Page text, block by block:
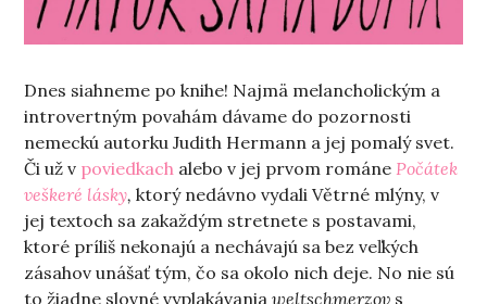
Dnes siahneme po knihe! Najmä melancholickým a
introvertným povahám dávame do pozornosti
nemeckú autorku Judith Hermann a jej pomalý svet.
Či už v poviedkach alebo v jej prvom románePočátek
veškeré lásky, ktorý nedávno vydali Větrné mlýny, v
jej textoch sa zakaždým stretnete s postavami,
ktoré príliš nekonajú a nechávajú sa bez veľkých
zásahov unášať tým, čo sa okolo nich deje. No nie sú
to žiadne slovné vyplakávaniaweltschmerzov s